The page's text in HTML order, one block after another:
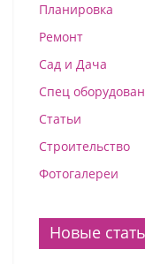
Планировка
Ремонт
Сад и Дача
Спец
Статьи
Строительство
Фотогалереи
Новые